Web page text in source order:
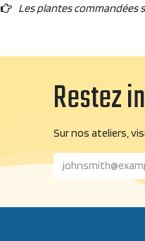
Les plantes commandées
Restez
Sur nos ateliers,